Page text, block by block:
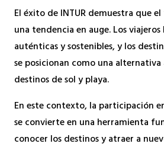
El éxito de INTUR demuestra que
una tendencia en auge. Los
auténticas y sostenibles, y los
se posicionan como una
destinos de sol y playa.
En este contexto, la participación
se convierte en una herramienta
conocer los destinos y atraer a